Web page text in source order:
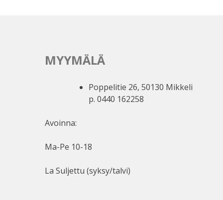
MYYMÄLÄ
Poppelitie 26, 50130 Mikkeli
p. 0440 162258
Avoinna:
Ma-Pe 10-18
La Suljettu (syksy/talvi)